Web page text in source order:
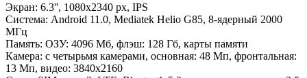
Экран: 6.3'', 1080x2340 px, IPS
Система: Android 11.0, Mediatek Helio G85, 8-ядерный 2000
МГц
Память: ОЗУ: 4096 Мб, флэш: 128 Гб, карты памяти
Камера: с четырьмя камерами, основная: 48 Мп, фронтальная:
13 Мп, видео: 3840x2160